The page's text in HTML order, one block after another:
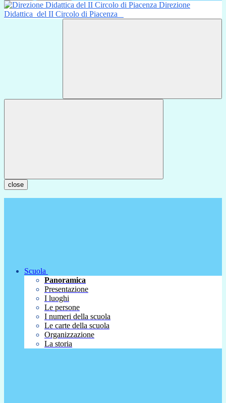
Direzione
Didattica del II Circolo di Piacenza
close
Scuola
Panoramica
Presentazione
I luoghi
Le persone
I numeri della scuola
Le carte della scuola
Organizzazione
La storia